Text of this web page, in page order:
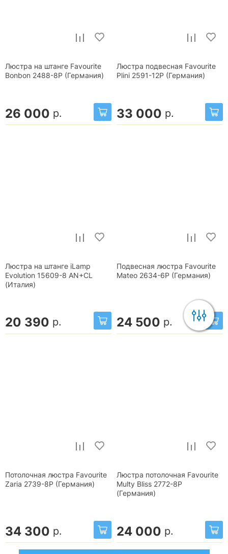
Люстра на штанге Favourite
Bonbon 2488-8P (Германия)
26 000 р.
Люстра подвесная Favourite
Plini 2591-12P (Германия)
33 000 р.
Люстра на штанге iLamp
Evolution 15609-8 AN+CL
(Италия)
20 390 р.
Подвесная люстра Favourite
Mateo 2634-6P (Германия)
24 500 р.
Потолочная люстра Favourite
Zaria 2739-8P (Германия)
34 300 р.
Люстра потолочная Favourite
Multy Bliss 2772-8P
(Германия)
24 000 р.